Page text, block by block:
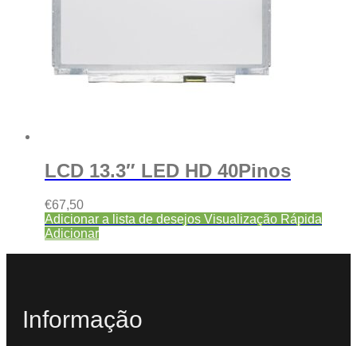
LCD 13.3″ LED HD 40Pinos
€67,50
Adicionar a lista de desejos Visualização Rápida
Adicionar
Informação